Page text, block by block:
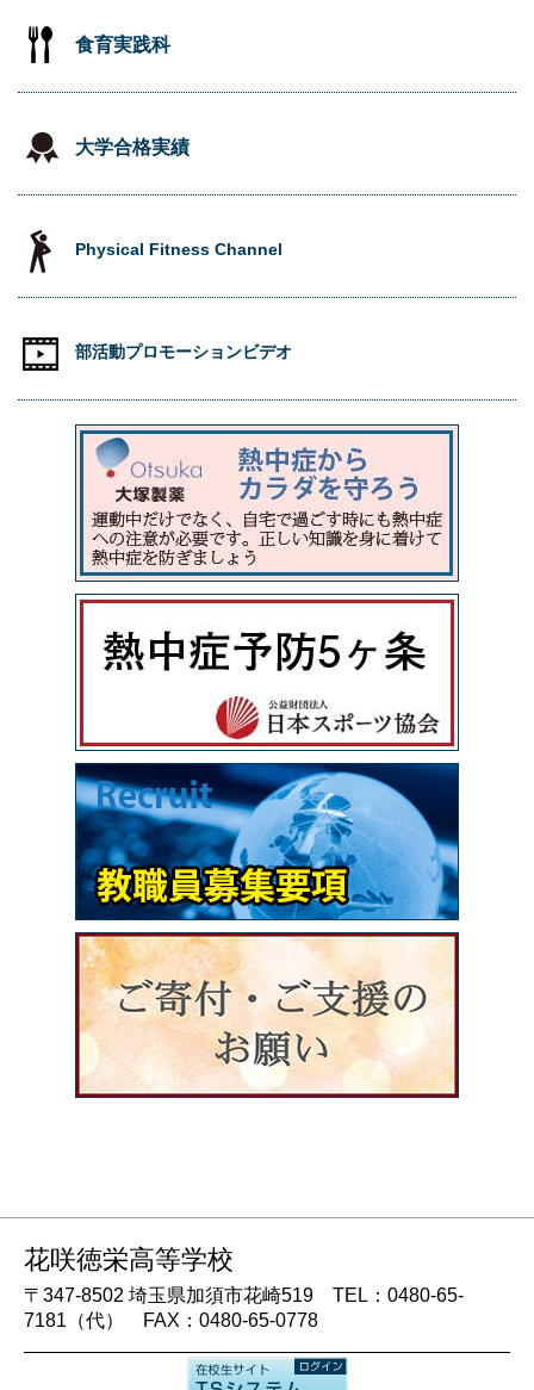
食育実践科
大学合格実績
Physical Fitness Channel
部活動プロモーションビデオ
花咲徳栄高等学校
〒347-8502 埼玉県加須市花崎519 TEL：0480-65-
7181（代） FAX：0480-65-0778